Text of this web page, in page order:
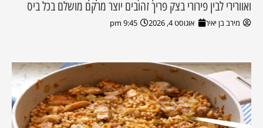
ואוורירי לבין פירורי בצק פריך זהובים יוצר מרקם מושלם בכל ביס
מירב בן יאיר אוגוסט 4, 2026 9:45 pm